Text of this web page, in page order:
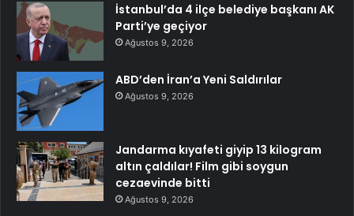
İstanbul’da 4 ilçe belediye başkanı AK
Parti’ye geçiyor
Ağustos 9, 2026
ABD’den İran’a Yeni Saldırılar
Ağustos 9, 2026
Jandarma kıyafeti giyip 13 kilogram
altın çaldılar! Film gibi soygun
cezaevinde bitti
Ağustos 9, 2026